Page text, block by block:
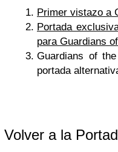
Primer vistazo a
Portada
para Guardians
Guardians of
portada
Volver a la